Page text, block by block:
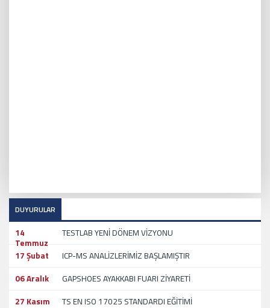
DUYURULAR
14
Temmuz
TESTLAB YENİ DÖNEM VİZYONU
17 Şubat
ICP-MS ANALİZLERİMİZ BAŞLAMIŞTIR
06 Aralık
GAPSHOES AYAKKABI FUARI ZİYARETİ
27 Kasım
TS EN ISO 17025 STANDARDI EĞİTİMİ